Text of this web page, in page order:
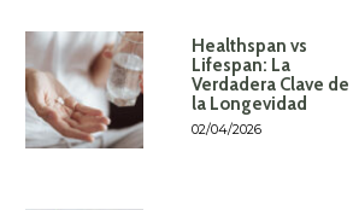
Healthspan vs
Lifespan: La
Verdadera Clave de
la Longevidad
02/04/2026